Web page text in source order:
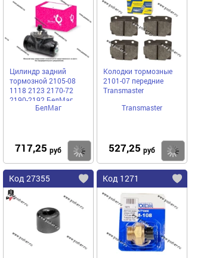
Цилиндр задний
тормозной 2105-08
1118 2123 2170-72
2190-2192 БелМаг
оригинал BM4160
БелМаг
717,25 руб Купить
Колодки тормозные
2101-07 передние
Transmaster
Transmaster
527,25 руб
Код 27355 Код 1271